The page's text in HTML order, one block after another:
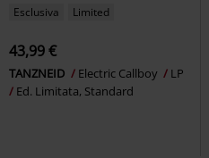
Esclusiva Limited
43,99 €
TANZNEID Electric Callboy
LP
Ed. Limitata, Standard